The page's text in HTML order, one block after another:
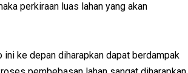
perkiraan luas lahan yang akan
ke depan diharapkan dapat berdampak